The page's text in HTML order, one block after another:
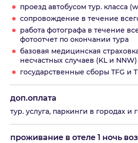
проезд автобусом тур. класса
сопровождение в течение
работа фотографа в течение
фотоотчет по окончании тура
базовая медицинская
несчастных случаев (KL и NNW)
государственные сборы TFG и
доп.оплата
тур. услуга, паркинги в городах и
проживание в отеле 1 ночь